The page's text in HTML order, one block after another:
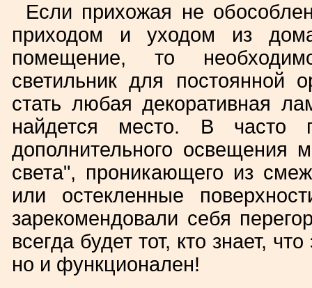
Если прихожая не
приходом и уходом из
помещение, то
светильник для постоянной
стать любая декоративная
найдется место. В часто
дополнительного освещения
света", проникающего из
или остекленные
зарекомендовали себя
всегда будет тот, кто знает,
но и функционален!